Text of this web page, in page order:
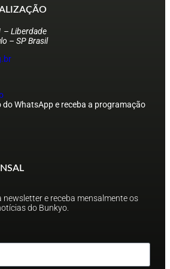
– Liberdade
– SP Brasil
do WhatsApp e receba a programação
newsletter e receba mensalmente os
do Bunkyo.